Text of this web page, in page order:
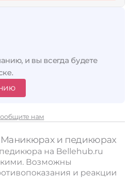
и вы всегда будете
нам
Маникюрах и педикюрах
на Bellehub.ru
Возможны
и реакции